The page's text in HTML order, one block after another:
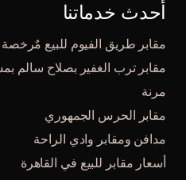
أحدث خدماتنا
مقابر طريق الفيوم للبيع
مقابر ترب الغفير بصلاح سالم
مرنة
مقابر الحرس الجمهوري
مدافن ومقابر وادي الراحة
أسعار مقابر للبيع في القاهرة